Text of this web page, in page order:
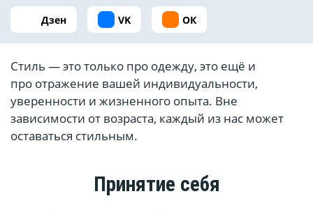
Дзен VK ОК
Стиль — это только про одежду, это ещё и
про отражение вашей индивидуальности,
уверенности и жизненного опыта. Вне
зависимости от возраста, каждый из нас может
оставаться стильным.
Принятие себя